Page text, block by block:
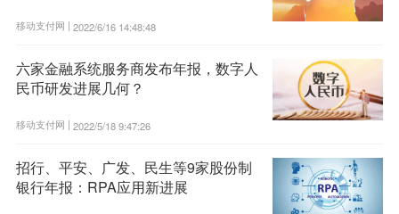
移动支付网 | 2022/6/16 14:48:48
六家金融系统服务商发布年报，数字人
民币研发进展几何？
移动支付网 | 2022/5/18 9:47:26
招行、平安、广发、民生等9家股份制
银行年报：RPA应用新进展